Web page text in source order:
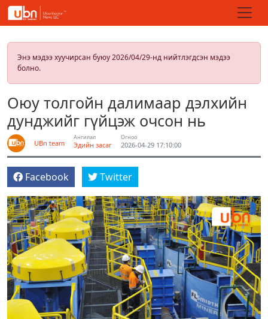
Энэ мэдээ хуучирсан буюу 2026/04/29-нд нийтлэгдсэн мэдээ
болно.
Оюу толгойн далимаар дэлхийн
дунджийг гүйцэж очсон нь
UBn team
Ангилал
Эдийн засаг
Огноо
2026-04-29 17:10:00
Facebook Twitter